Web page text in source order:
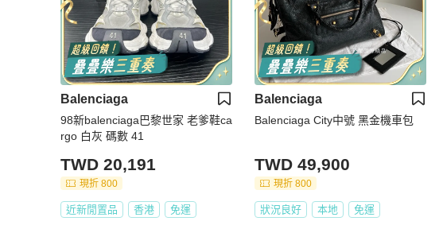
Balenciaga
98新balenciaga巴黎世家 老爹鞋ca
rgo 白灰 碼數 41
TWD 20,191
現折 800
近新閒置品 香港 免運
Balenciaga
Balenciaga City中號 黑金機車包
TWD 49,900
現折 800
狀況良好 本地 免運